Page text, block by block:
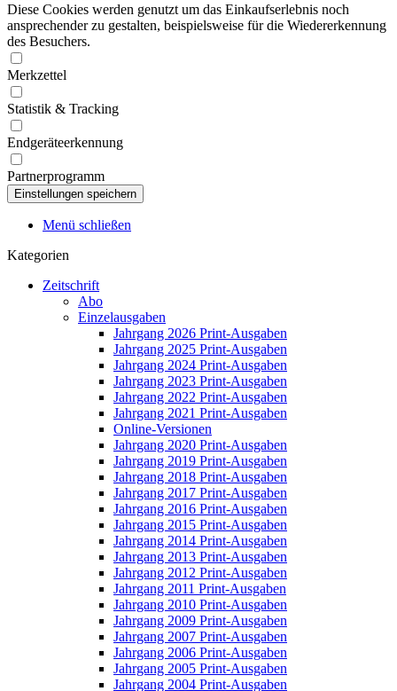
Diese Cookies werden genutzt um das Einkaufserlebnis noch
ansprechender zu gestalten, beispielsweise für die Wiedererkennung
des Besuchers.
Merkzettel
Statistik & Tracking
Endgeräteerkennung
Partnerprogramm
Menü schließen
Kategorien
Zeitschrift
Abo
Einzelausgaben
Jahrgang 2026 Print-Ausgaben
Jahrgang 2025 Print-Ausgaben
Jahrgang 2024 Print-Ausgaben
Jahrgang 2023 Print-Ausgaben
Jahrgang 2022 Print-Ausgaben
Jahrgang 2021 Print-Ausgaben
Online-Versionen
Jahrgang 2020 Print-Ausgaben
Jahrgang 2019 Print-Ausgaben
Jahrgang 2018 Print-Ausgaben
Jahrgang 2017 Print-Ausgaben
Jahrgang 2016 Print-Ausgaben
Jahrgang 2015 Print-Ausgaben
Jahrgang 2014 Print-Ausgaben
Jahrgang 2013 Print-Ausgaben
Jahrgang 2012 Print-Ausgaben
Jahrgang 2011 Print-Ausgaben
Jahrgang 2010 Print-Ausgaben
Jahrgang 2009 Print-Ausgaben
Jahrgang 2007 Print-Ausgaben
Jahrgang 2006 Print-Ausgaben
Jahrgang 2005 Print-Ausgaben
Jahrgang 2004 Print-Ausgaben